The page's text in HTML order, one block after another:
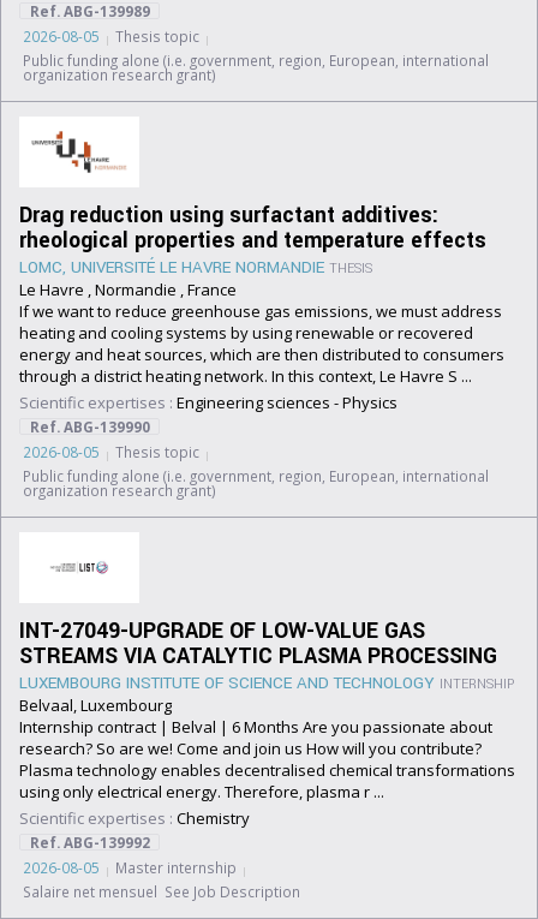
Ref. ABG-139989
2026-08-05
Thesis topic
Public funding alone (i.e. government, region, European, international
organization research grant)
Drag reduction using surfactant additives:
rheological properties and temperature effects
LOMC, UNIVERSITÉ LE HAVRE NORMANDIE THESIS
Le Havre , Normandie , France
If we want to reduce greenhouse gas emissions, we must address
heating and cooling systems by using renewable or recovered
energy and heat sources, which are then distributed to consumers
through a district heating network. In this context, Le Havre S ...
Scientific expertises : Engineering sciences -Physics
Ref. ABG-139990
2026-08-05
Thesis topic
Public funding alone (i.e. government, region, European, international
organization research grant)
INT-27049-UPGRADE OF LOW-VALUE GAS
STREAMS VIA CATALYTIC PLASMA PROCESSING
LUXEMBOURG INSTITUTE OF SCIENCE AND TECHNOLOGY INTERNSHIP
Belvaal, Luxembourg
Internship contract | Belval | 6 Months Are you passionate about
research? So are we! Come and join us How will you contribute?
Plasma technology enables decentralised chemical transformations
using only electrical energy. Therefore, plasma r ...
Scientific expertises : Chemistry
Ref. ABG-139992
2026-08-05
Master internship
Salaire net mensuel See Job Description